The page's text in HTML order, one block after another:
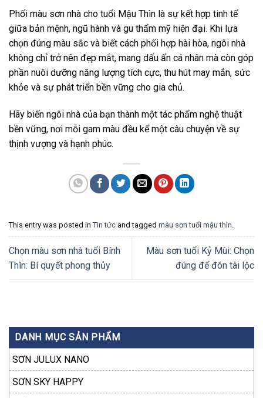
Phối màu sơn nhà cho tuổi Mậu Thìn là sự kết hợp tinh tế
giữa bản mệnh, ngũ hành và gu thẩm mỹ hiện đại. Khi lựa
chọn đúng màu sắc và biết cách phối hợp hài hòa, ngôi nhà
không chỉ trở nên đẹp mắt, mang dấu ấn cá nhân mà còn góp
phần nuôi dưỡng năng lượng tích cực, thu hút may mắn, sức
khỏe và sự phát triển bền vững cho gia chủ.
Hãy biến ngôi nhà của bạn thành một tác phẩm nghệ thuật
bền vững, nơi mỗi gam màu đều kể một câu chuyện về sự
thịnh vượng và hạnh phúc.
This entry was posted in Tin tức and tagged màu sơn tuổi mậu thìn
Chọn màu sơn nhà tuổi Bính
Thìn: Bí quyết phong thủy
Màu sơn tuổi Kỷ Mùi: Chọn
đúng để đón tài lộc
DANH MỤC SẢN PHẨM
SƠN JULUX NANO
SƠN SKY HAPPY